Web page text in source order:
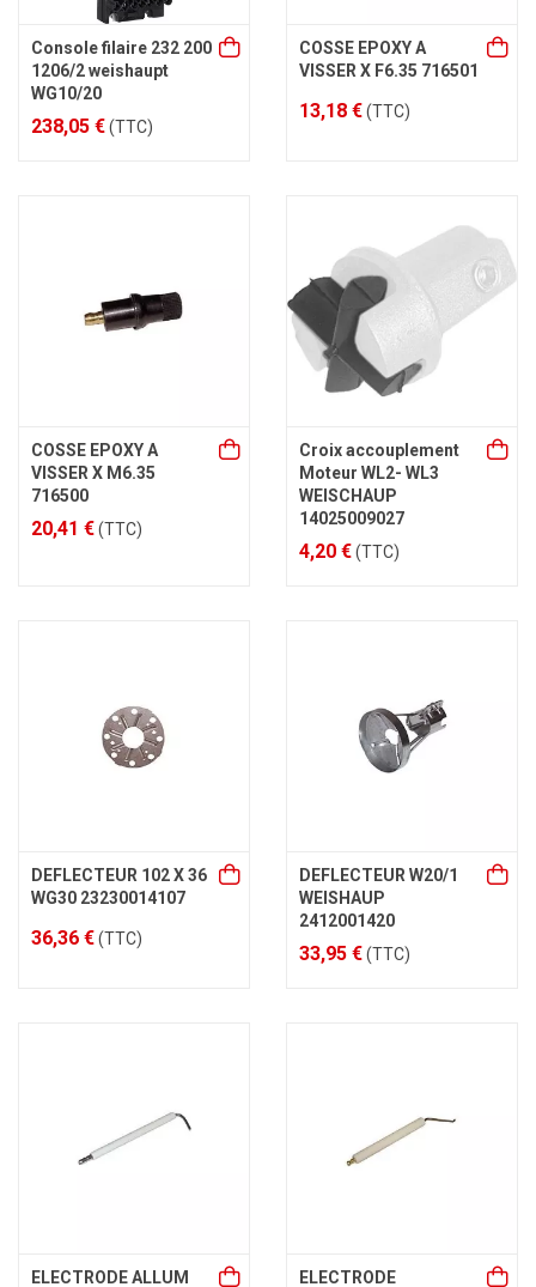
Console filaire 232 200
1206/2 weishaupt
WG10/20
238,05 €(TTC)
COSSE EPOXY A
VISSER X F6.35 716501
13,18 €(TTC)
COSSE EPOXY A
VISSER X M6.35
716500
20,41 €(TTC)
Croix accouplement
Moteur WL2- WL3
WEISCHAUP
14025009027
4,20 €(TTC)
DEFLECTEUR 102 X 36
WG30 23230014107
36,36 €(TTC)
DEFLECTEUR W20/1
WEISHAUP
2412001420
33,95 €(TTC)
ELECTRODE ALLUM ELECTRODE